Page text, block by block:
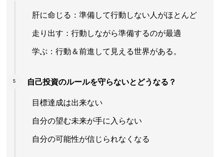
肝に命じる：準備して行動しない人がほとんど
走り出す：行動しながら準備するのが最適
学ぶ：行動＆前進して見える世界がある。
自己投資のルールを守らないとどうなる？
目標達成は出来ない
自分の望む未来が手に入らない
自分の可能性が信じられなくなる